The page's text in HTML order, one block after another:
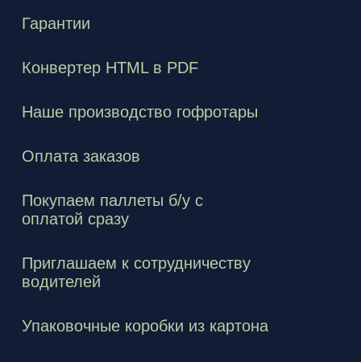
Гарантии
Конвертер HTML в PDF
Наше производство гофротары
Оплата заказов
Покупаем паллеты б/у с
оплатой сразу
Приглашаем к сотрудничеству
водителей
Упаковочные коробки из картона